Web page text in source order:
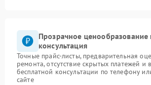
Прозрачное ценообразование
консультация
Точные прайс-листы, предварительная
ремонта, отсутствие скрытых платежей и
бесплатной консультации по телефону
сайте